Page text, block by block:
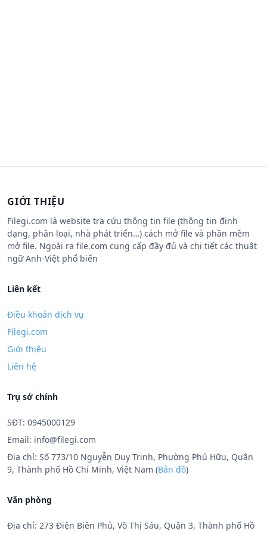
GIỚI THIỆU
Filegi.com là website tra cứu thông tin file (thông tin định
dạng, phân loại, nhà phát triển…) cách mở file và phần mềm
mở file. Ngoài ra file.com cung cấp đầy đủ và chi tiết các thuật
ngữ Anh-Việt phổ biến
Liên kết
Điều khoản dịch vụ
Filegi.com
Giới thiệu
Liên hệ
Trụ sở chính
SĐT: 0945000129
Email: info@filegi.com
Địa chỉ: Số 773/10 Nguyễn Duy Trinh, Phường Phú Hữu, Quận
9, Thành phố Hồ Chí Minh, Việt Nam (Bản đồ)
Văn phòng
Địa chỉ: 273 Điện Biên Phủ, Võ Thị Sáu, Quận 3, Thành phố Hồ